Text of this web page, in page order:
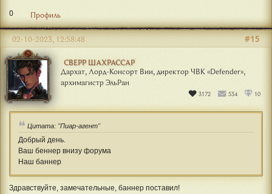
0 Профиль
СВЕРР ШАХРАССАР
Дархат, Лорд-Консорт Вии, директор ЧВК «Defender»,
архимагистр ЭльРан
3172 534 10
#15
02-10-2023, 12:58:48
Цитата: "Пиар-агент"
Добрый день.
Ваш беннер внизу форума
Наш баннер
Здравствуйте, замечательные, баннер поставил!